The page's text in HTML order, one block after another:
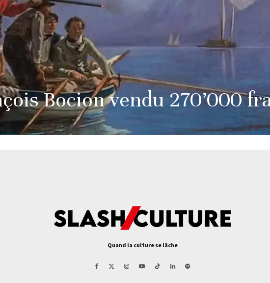
Bocion vendu 270’000
Quand la culture se lâche